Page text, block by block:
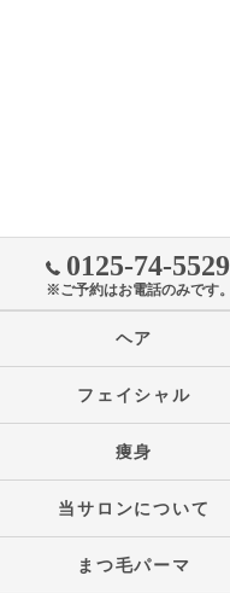
0125-74-5529
※ご予約はお電話のみです。
ヘア
フェイシャル
痩身
当サロンについて
まつ毛パーマ